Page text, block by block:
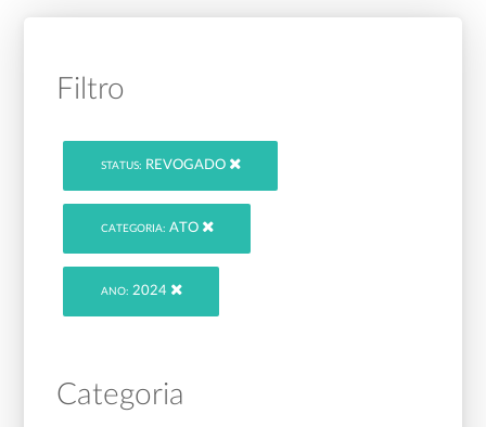
Filtro
STATUS: REVOGADO
CATEGORIA: ATO
ANO: 2024
Categoria